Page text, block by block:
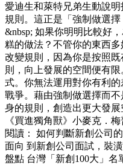
愛迪生和萊特兄弟生動說
規則。這正是「強制做選擇
&nbsp; 如果你明明比較好
糕的做法？不管你的東西
改變規則，因為你是按照
則，向上發展的空間便有
式。你無法運用對你有利
戰爭。藉由強制做選擇而
身的規則，創造出更大發
《買進獨角獸》小麥克．
閱讀： 如何判斷新創公司
面向 到新創公司面試，裝
盤點 台灣「新創100大」